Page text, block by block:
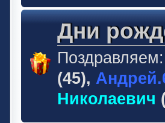
Дни
Поздравляем:
(45),
Николаевич